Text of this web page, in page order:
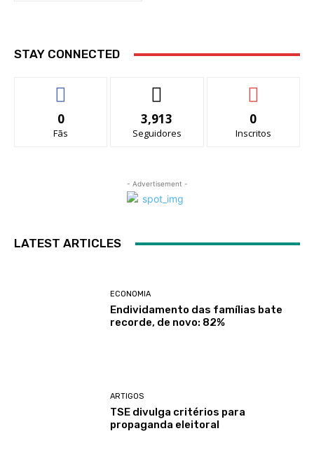
STAY CONNECTED
0
Fãs
3,913
Seguidores
0
Inscritos
- Advertisement -
LATEST ARTICLES
ECONOMIA
Endividamento das famílias bate
recorde, de novo: 82%
ARTIGOS
TSE divulga critérios para
propaganda eleitoral